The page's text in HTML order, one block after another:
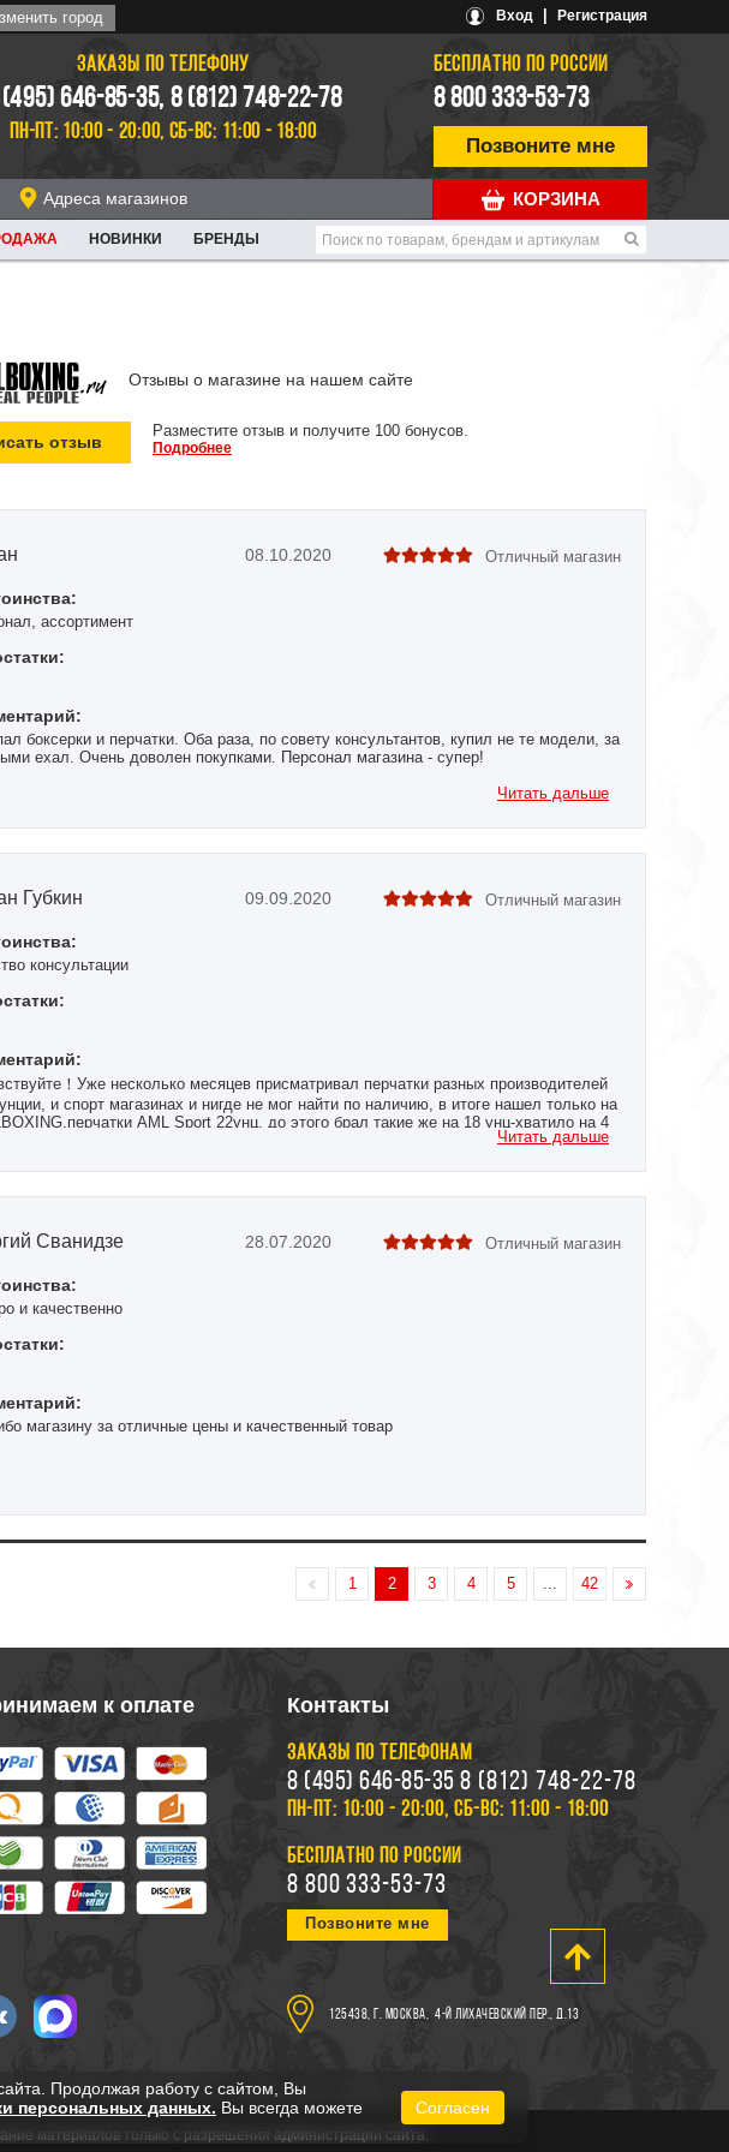
город Вход Регистрация
ЗАКАЗЫ ПО ТЕЛЕФОНУ
646-85-35, 8 (812) 748-22-78
ПН-ПТ: 10:00 - 20:00, СБ-ВС: 11:00 - 18:00
БЕСПЛАТНО ПО РОССИИ
8 800 333-53-73
Позвоните мне
КОРЗИНА
Адреса магазинов
НОВИНКИ БРЕНДЫ
Отзывы о магазине на нашем сайте
отзыв
Разместите отзыв и получите 100 бонусов.
Подробнее
08.10.2020 Отличный магазин
ассортимент
боксерки и перчатки. Оба раза, по совету консультантов, купил не те модели, за
ехал. Очень доволен покупками. Персонал магазина - супер!
Читать дальше
Губкин 09.09.2020 Отличный магазин
консультации
！Уже несколько месяцев присматривал перчатки разных производителей
и спорт магазинах и нигде не мог найти по наличию, в итоге нашел только на
AML Sport 22унц, до этого брал такие же на 18 унц-хватило на 4
Читать дальше
Сванидзе 28.07.2020 Отличный магазин
и качественно
магазину за отличные цены и качественный товар
1 2 3 4 5 42
к оплате Контакты
ЗАКАЗЫ ПО ТЕЛЕФОНАМ
8 (495) 646-85-35 8 (812) 748-22-78
ПН-ПТ: 10:00 - 20:00, СБ-ВС: 11:00 - 18:00
БЕСПЛАТНО ПО РОССИИ
8 800 333-53-73
Позвоните мне
125438, г. Москва, 4-й Лихачевский пер., д.13
материалов только с разрешения администрации сайта.
Продолжая работу с сайтом, Вы
персональных данных. Вы всегда можете
Согласен